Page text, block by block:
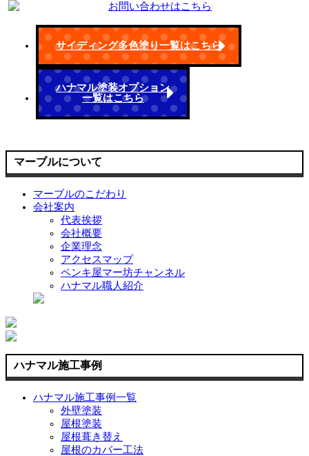
サイディング多色塗り一覧はこちら
ハナマル塗装オプション
一覧はこちら
マーブルについて
マーブルのこだわり
会社案内
代表挨拶
会社概要
企業理念
アクセスマップ
ペンキ屋マー坊チャンネル
ハナマル職人紹介
ハナマル施工事例
ハナマル施工事例一覧
外壁塗装
屋根塗装
屋根葺き替え
屋根のカバー工法